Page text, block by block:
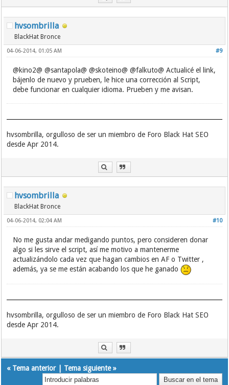
hvsombrilla
BlackHat Bronce
#9
04-06-2014, 01:05 AM
@kino2@ @santapola@ @skoteino@ @falkuto@ Actualicé el link,
bájenlo de nuevo y prueben, le hice una corrección al Script,
debe funcionar en cualquier idioma. Prueben y me avisan.
hvsombrilla, orgulloso de ser un miembro de Foro Black Hat SEO
desde Apr 2014.
hvsombrilla
BlackHat Bronce
#10
04-06-2014, 02:04 AM
No me gusta andar medigando puntos, pero consideren donar
algo si les sirve el script, así me motivo a mantenerme
actualizándolo cada vez que hagan cambios en AF o Twitter ,
además, ya se me están acabando los que he ganado
hvsombrilla, orgulloso de ser un miembro de Foro Black Hat SEO
desde Apr 2014.
« Tema anterior| Tema siguiente»